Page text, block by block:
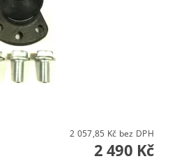
2 057,85 Kč bez DPH
2 490 Kč